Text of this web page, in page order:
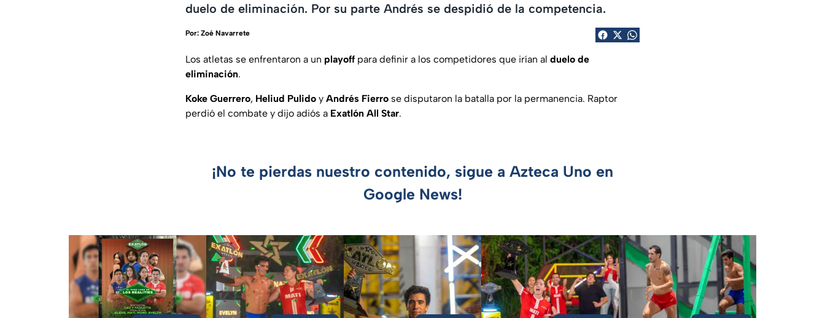
duelo de eliminación. Por su parte Andrés se despidió de la competencia.
Por: Zoé Navarrete
Los atletas se enfrentaron a un playoff para definir a los competidores que irían al duelo de
eliminación.
Koke Guerrero, Heliud Pulido y Andrés Fierro se disputaron la batalla por la permanencia. Raptor
perdió el combate y dijo adiós a Exatlón All Star.
¡No te pierdas nuestro contenido, sigue a Azteca Uno en
Google News!